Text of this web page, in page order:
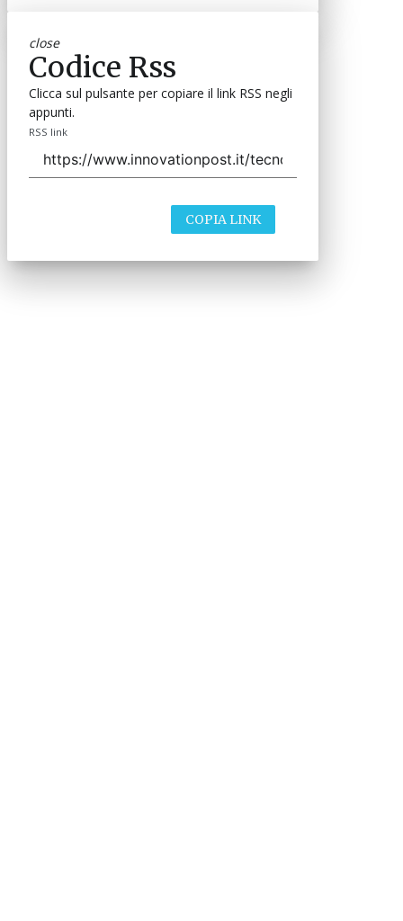
close
Codice Rss
Clicca sul pulsante per copiare il link RSS negli
appunti.
RSS link
COPIA LINK